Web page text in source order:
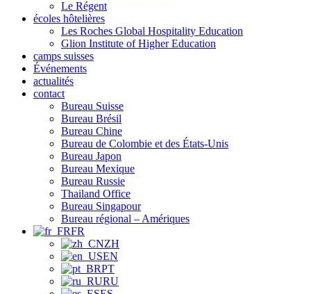
Le Régent
écoles hôtelières
Les Roches Global Hospitality Education
Glion Institute of Higher Education
camps suisses
Événements
actualités
contact
Bureau Suisse
Bureau Brésil
Bureau Chine
Bureau de Colombie et des États-Unis
Bureau Japon
Bureau Mexique
Bureau Russie
Thailand Office
Bureau Singapour
Bureau régional – Amériques
FR
ZH
EN
PT
RU